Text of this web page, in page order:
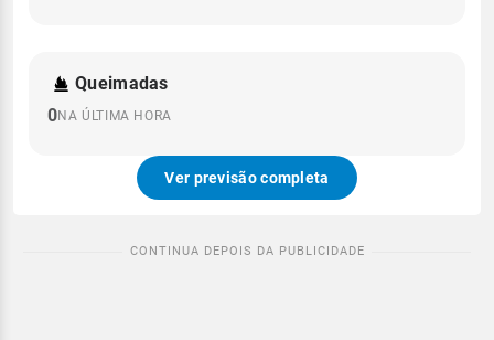
Queimadas
0NA ÚLTIMA HORA
Ver previsão completa